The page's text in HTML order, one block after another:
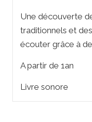
Une découverte
traditionnels et
écouter grâce à
A partir de 1an
Livre sonore